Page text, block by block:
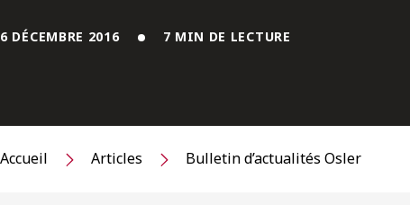
6 DÉCEMBRE 2016 7 MIN DE LECTURE
Accueil Articles Bulletin d’actualités Osler